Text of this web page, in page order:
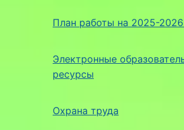
План работы на 2025-2026
Электронные
ресурсы
Охрана труда